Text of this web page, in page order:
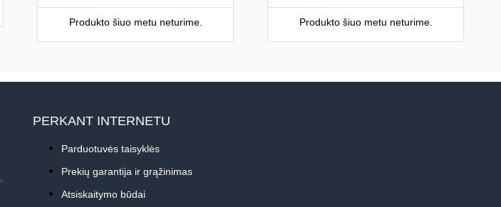
Produkto šiuo metu neturime. Produkto šiuo metu neturime.
PERKANT INTERNETU
Parduotuvės taisyklės
Prekių garantija ir grąžinimas
Atsiskaitymo būdai